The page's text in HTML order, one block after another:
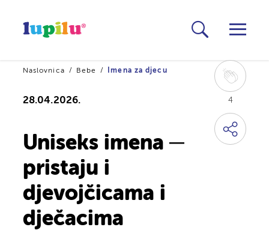
4
Naslovnica Bebe Imena za djecu
28.04.2026.
Uniseks imena ─
pristaju i
djevojčicama i
dječacima